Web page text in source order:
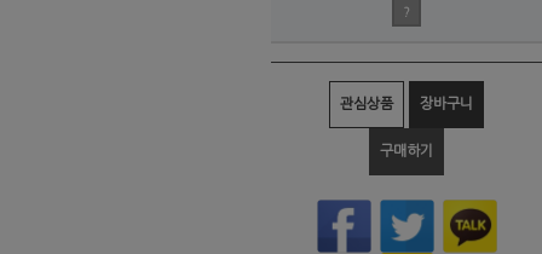
?
관심상품 장바구니
구매하기